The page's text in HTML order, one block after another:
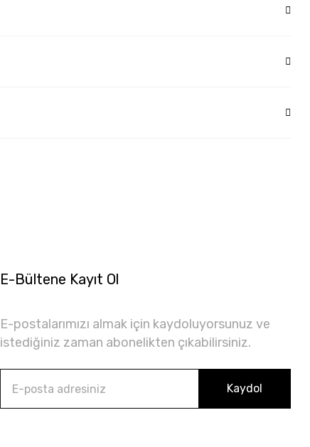
E-Bültene Kayıt Ol
E-postalarımızı almak için kaydoluyorsunuz ve
istediğiniz zaman abonelikten çıkabilirsiniz.
Kaydol